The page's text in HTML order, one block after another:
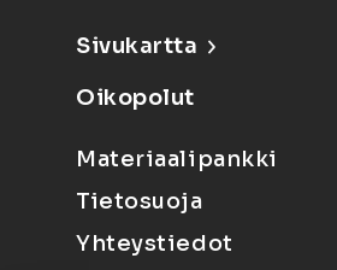
Sivukartta
Oikopolut
Materiaalipankki
Tietosuoja
Yhteystiedot